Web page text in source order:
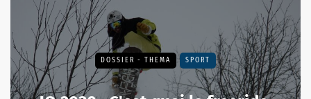
DOSSIER - THEMA SPORT